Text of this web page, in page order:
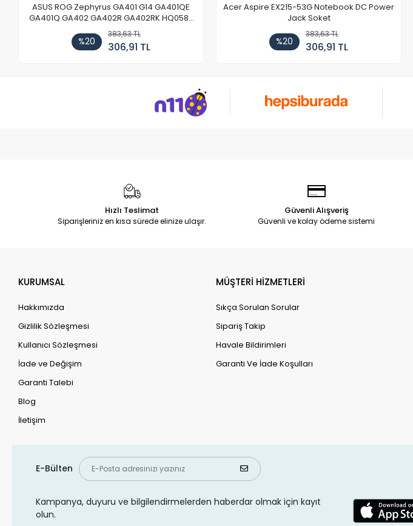
ASUS ROG Zephyrus GA401 G14 GA401QE
GA401Q GA402 GA402R GA402RK HQ058T
GA503QR GA503QS GA503QM GA503QE
GX650 Notebook DC Power Jack Soketi
%20
383,63 TL
306,91 TL
Acer Aspire EX215-53G Notebook DC Power
Jack Soket
%20
383,63 TL
306,91 TL
Hızlı Teslimat
Siparişleriniz en kısa sürede elinize ulaşır.
Güvenli Alışveriş
Güvenli ve kolay ödeme sistemi
KURUMSAL
Hakkımızda
Gizlilik Sözleşmesi
Kullanıcı Sözleşmesi
İade ve Değişim
Garanti Talebi
Blog
İletişim
MÜŞTERİ HİZMETLERİ
Sıkça Sorulan Sorular
Sipariş Takip
Havale Bildirimleri
Garanti Ve İade Koşulları
E-Bülten
Kampanya, duyuru ve bilgilendirmelerden haberdar olmak için kayıt
olun.